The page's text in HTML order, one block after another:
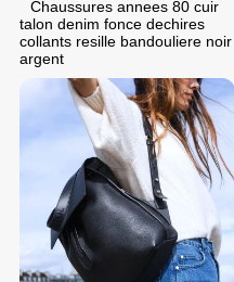
Chaussures annees 80 cuir
talon denim fonce dechires
collants resille bandouliere noir
argent